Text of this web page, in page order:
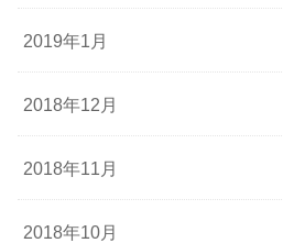
2019年1月
2018年12月
2018年11月
2018年10月